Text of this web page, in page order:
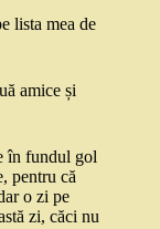
lista mea de
amice și
în fundul gol
pentru că
o zi pe
zi, căci nu